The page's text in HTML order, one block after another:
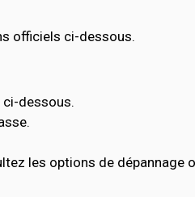
officiels ci-dessous.
ci-dessous.
les options de dépannage